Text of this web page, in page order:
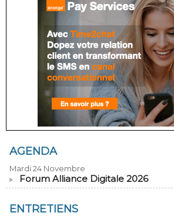
AGENDA
Mardi 24 Novembre
Forum Alliance Digitale 2026
ENTRETIENS